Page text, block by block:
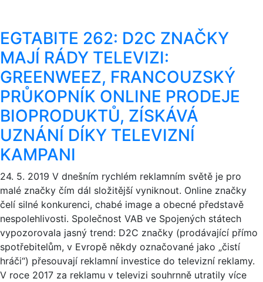
EGTABITE 262: D2C ZNAČKY
MAJÍ RÁDY TELEVIZI:
GREENWEEZ, FRANCOUZSKÝ
PRŮKOPNÍK ONLINE PRODEJE
BIOPRODUKTŮ, ZÍSKÁVÁ
UZNÁNÍ DÍKY TELEVIZNÍ
KAMPANI
24. 5. 2019 V dnešním rychlém reklamním světě je pro
malé značky čím dál složitější vyniknout. Online značky
čelí silné konkurenci, chabé image a obecné představě
nespolehlivosti. Společnost VAB ve Spojených státech
vypozorovala jasný trend: D2C značky (prodávající přímo
spotřebitelům, v Evropě někdy označované jako „čistí
hráči“) přesouvají reklamní investice do televizní reklamy.
V roce 2017 za reklamu v televizi souhrnně utratily více